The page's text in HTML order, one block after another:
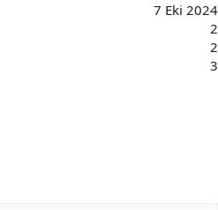
7 Eki 2024
2
2
3